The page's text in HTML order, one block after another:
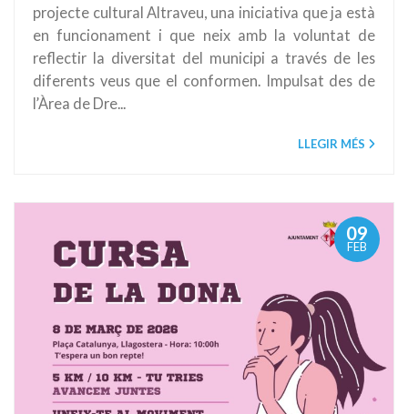
projecte cultural Altraveu, una iniciativa que ja està
en funcionament i que neix amb la voluntat de
reflectir la diversitat del municipi a través de les
diferents veus que el conformen. Impulsat des de
l’Àrea de Dre...
LLEGIR MÉS
09
FEB